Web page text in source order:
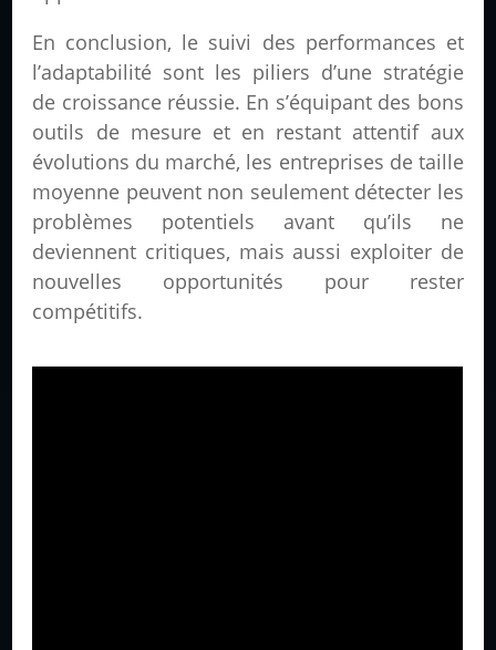
En conclusion, le suivi des performances et
l’adaptabilité sont les piliers d’une stratégie
de croissance réussie. En s’équipant des bons
outils de mesure et en restant attentif aux
évolutions du marché, les entreprises de taille
moyenne peuvent non seulement détecter les
problèmes potentiels avant qu’ils ne
deviennent critiques, mais aussi exploiter de
nouvelles opportunités pour rester
compétitifs.